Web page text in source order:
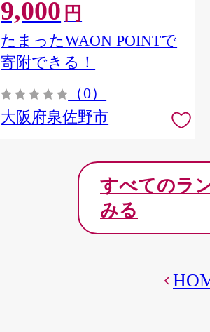
9,000 円
たまったWAON POINTで
寄附できる！
（0）
大阪府泉佐野市
すべてのラ
みる